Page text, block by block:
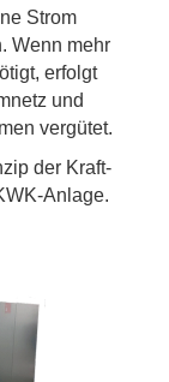
Strom
Wenn mehr
erfolgt
und
vergütet.
der Kraft-
Anlage.